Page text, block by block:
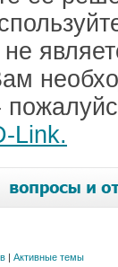
Link.
| Активные темы